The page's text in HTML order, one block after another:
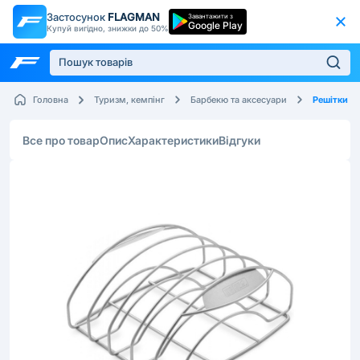
Застосунок FLAGMAN
Купуй вигідно, знижки до 50%
Завантажити з
Google Play
Головна Туризм, кемпінг Барбекю та аксесуари Решітки
Все про товарОписХарактеристикиВідгуки